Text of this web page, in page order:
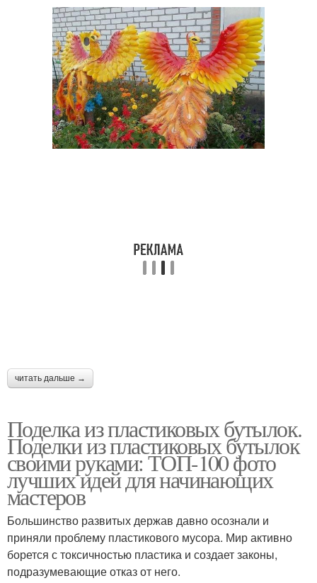
читать дальше →
Поделка из пластиковых бутылок.
Поделки из пластиковых бутылок
своими руками: ТОП-100 фото
лучших идей для начинающих
мастеров
Большинство развитых держав давно осознали и
приняли проблему пластикового мусора. Мир активно
борется с токсичностью пластика и создает законы,
подразумевающие отказ от него.